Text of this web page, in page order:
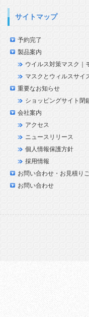
サイトマップ
予約完了
製品案内
ウイルス対策マスク｜
マスクとウィルスサイ
重要なお知らせ
ショッピングサイト閉
会社案内
アクセス
ニュースリリース
個人情報保護方針
採用情報
お問い合わせ・お見積り
お問い合わせ